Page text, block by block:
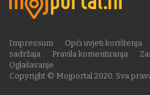
Copyright © Mojportal 2020. Sva
Impressum Opći uvjeti korištenja
sadržaja
Pravila komentiranja
Oglašavanje